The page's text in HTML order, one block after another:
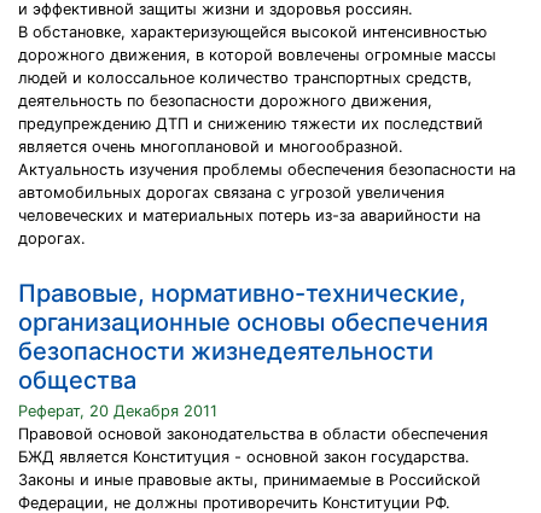
и эффективной защиты жизни и здоровья россиян.
В обстановке, характеризующейся высокой интенсивностью
дорожного движения, в которой вовлечены огромные массы
людей и колоссальное количество транспортных средств,
деятельность по безопасности дорожного движения,
предупреждению ДТП и снижению тяжести их последствий
является очень многоплановой и многообразной.
Актуальность изучения проблемы обеспечения безопасности на
автомобильных дорогах связана с угрозой увеличения
человеческих и материальных потерь из-за аварийности на
дорогах.
Правовые, нормативно-технические,
организационные основы обеспечения
безопасности жизнедеятельности
общества
Реферат, 20 Декабря 2011
Правовой основой законодательства в области обеспечения
БЖД является Конституция - основной закон государства.
Законы и иные правовые акты, принимаемые в Российской
Федерации, не должны противоречить Конституции РФ.